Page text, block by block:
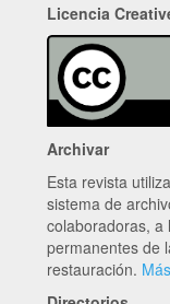
Licencia
Archivar
Esta revista
sistema de
colaboradoras, a
permanentes de
restauración.